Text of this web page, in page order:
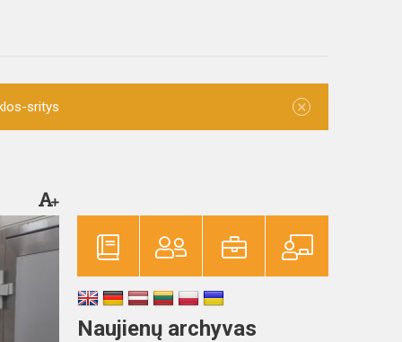
sritys ×
Naujienų archyvas